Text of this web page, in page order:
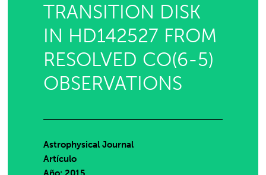
TRANSITION DISK
IN HD142527 FROM
RESOLVED CO(6-5)
OBSERVATIONS
Astrophysical Journal
Artículo